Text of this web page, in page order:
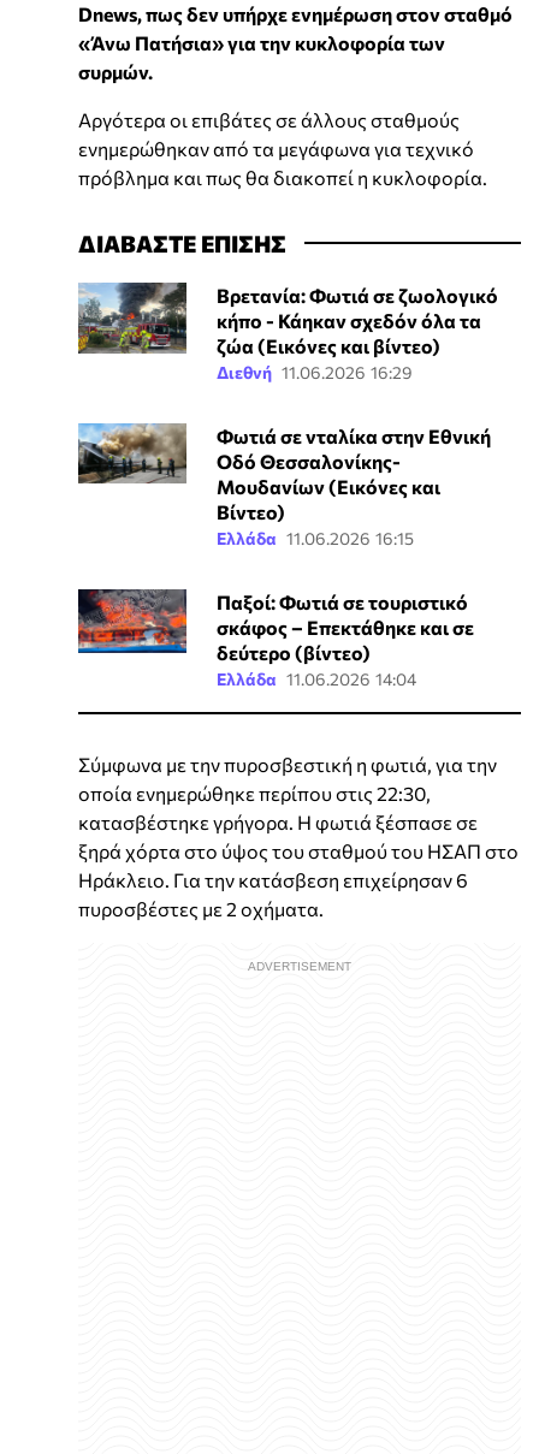
Dnews, πως δεν υπήρχε ενημέρωση στον σταθμό
«Άνω Πατήσια» για την κυκλοφορία των
συρμών.
Αργότερα οι επιβάτες σε άλλους σταθμούς
ενημερώθηκαν από τα μεγάφωνα για τεχνικό
πρόβλημα και πως θα διακοπεί η κυκλοφορία.
ΔΙΑΒΑΣΤΕ ΕΠΙΣΗΣ
Βρετανία: Φωτιά σε ζωολογικό
κήπο - Κάηκαν σχεδόν όλα τα
ζώα (Εικόνες και βίντεο)
Διεθνή 11.06.2026 16:29
Φωτιά σε νταλίκα στην Εθνική
Οδό Θεσσαλονίκης-
Μουδανίων (Εικόνες και
Βίντεο)
Ελλάδα 11.06.2026 16:15
Παξοί: Φωτιά σε τουριστικό
σκάφος – Επεκτάθηκε και σε
δεύτερο (βίντεο)
Ελλάδα 11.06.2026 14:04
Σύμφωνα με την πυροσβεστική η φωτιά, για την
οποία ενημερώθηκε περίπου στις 22:30,
κατασβέστηκε γρήγορα. Η φωτιά ξέσπασε σε
ξηρά χόρτα στο ύψος του σταθμού του ΗΣΑΠ στο
Ηράκλειο. Για την κατάσβεση επιχείρησαν 6
πυροσβέστες με 2 οχήματα.